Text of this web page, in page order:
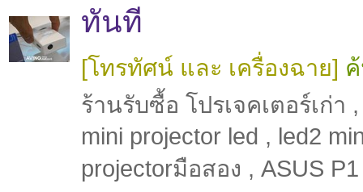
ทันที
[โทรทัศน์ และ เครื่องฉาย]
ร้านรับซื้อ โปรเจคเตอร์เก่า
mini projector led , led2
projectorมือสอง , ASUS